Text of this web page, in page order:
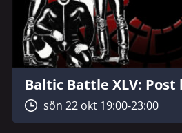
Baltic Battle XLV:
sön 22 okt 19:00-23:00